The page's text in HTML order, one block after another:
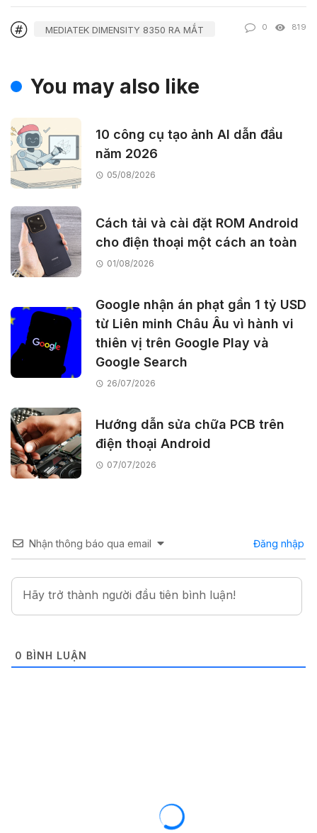
MEDIATEK DIMENSITY 8350 RA MẮT 0 819
You may also like
10 công cụ tạo ảnh AI dẫn đầu
năm 2026
05/08/2026
Cách tải và cài đặt ROM Android
cho điện thoại một cách an toàn
01/08/2026
Google nhận án phạt gần 1 tỷ USD
từ Liên minh Châu Âu vì hành vi
thiên vị trên Google Play và
Google Search
26/07/2026
Hướng dẫn sửa chữa PCB trên
điện thoại Android
07/07/2026
Nhận thông báo qua email Đăng nhập
0 BÌNH LUẬN